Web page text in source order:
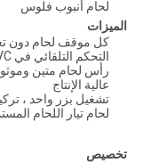
لحام أنبوب فلوس
الميزات
كل موقف لحام دون
التحكم التلقائي في AVC مع وظيفة التشغيل والإيقاف للتعديلات اليدوية
رأس لحام متين
عالية الإنتاج
تشغيل بزر واحد ،
لحام تيار اللحام
تخصيص